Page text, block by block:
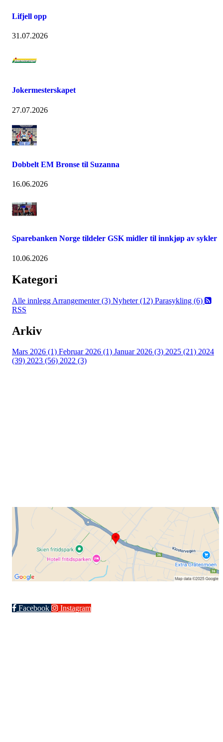
Lifjell opp
31.07.2026
Jokermesterskapet
27.07.2026
Dobbelt EM Bronse til Suzanna
16.06.2026
Sparebanken Norge tildeler GSK midler til innkjøp av sykler
10.06.2026
Kategori
Alle innlegg Arrangementer (3) Nyheter (12) Parasykling (6)
RSS
Arkiv
Mars 2026 (1) Februar 2026 (1) Januar 2026 (3) 2025 (21) 2024
(39) 2023 (56) 2022 (3)
Facebook Instagram